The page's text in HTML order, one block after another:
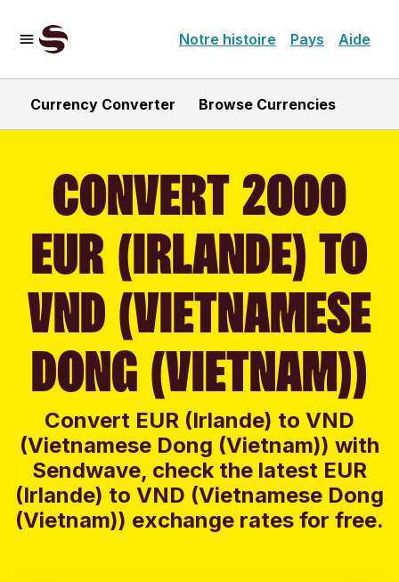
Notre histoire Pays Aide
Currency Converter Browse Currencies
CONVERT 2000
EUR (IRLANDE) TO
VND (VIETNAMESE
DONG (VIETNAM))
Convert EUR (Irlande) to VND
(Vietnamese Dong (Vietnam)) with
Sendwave, check the latest EUR
(Irlande) to VND (Vietnamese Dong
(Vietnam)) exchange rates for free.